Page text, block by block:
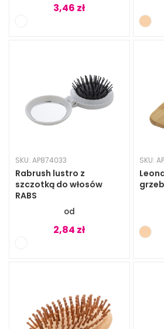
3,46 zł
SKU: AP874033
Rabrush lustro z
szczotką do włosów
RABS
2,84 zł
SKU: